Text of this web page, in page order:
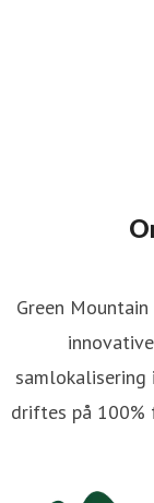
Green
samlokalisering
driftes på 100%